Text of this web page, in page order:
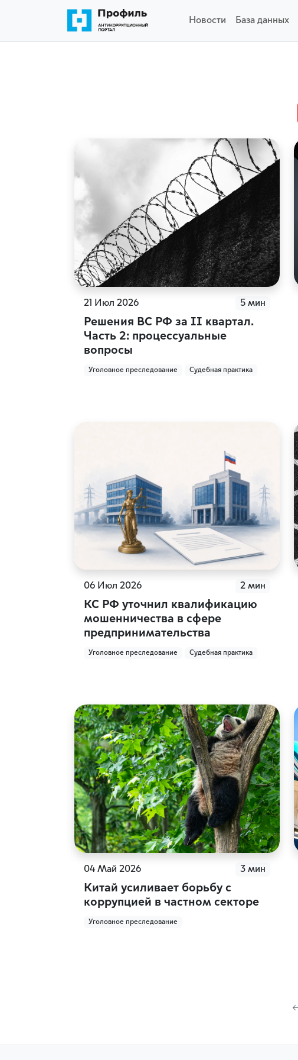
Новости База данных
21 Июл 2026 5 мин
Решения ВС РФ за II квартал.
Часть 2: процессуальные
вопросы
Уголовное преследование Судебная практика
06 Июл 2026 2 мин
КС РФ уточнил квалификацию
мошенничества в сфере
предпринимательства
Уголовное преследование Судебная практика
04 Май 2026 3 мин
Китай усиливает борьбу с
коррупцией в частном секторе
Уголовное преследование